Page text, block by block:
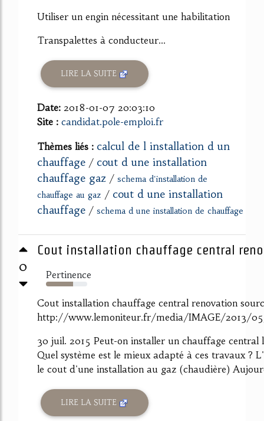
Utiliser un engin nécessitant une habilitation
Transpalettes à conducteur...
LIRE LA SUITE
Date: 2018-01-07 20:03:10
Site : candidat.pole-emploi.fr
Thèmes liés : calcul de l installation d un
chauffage / cout d une installation
chauffage gaz / schema d'installation de
chauffage au gaz / cout d une installation
chauffage / schema d une installation de chauffage
0
Cout installation chauffage central
Pertinence
65%
Cout installation chauffage central renovation
http://www.lemoniteur.fr/media/IMAGE/2013/
30 juil. 2015 Peut-on installer un chauffage central
Quel système est le mieux adapté à ces travaux ?
le cout d'une installation au gaz (chaudière)
LIRE LA SUITE